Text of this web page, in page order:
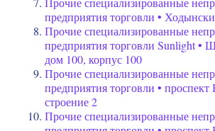
предприятия торговли •
Прочие специализированные
предприятия торговли Sunlight •
дом 100, корпус 100
Прочие специализированные
предприятия торговли •
строение 2
Прочие специализированные